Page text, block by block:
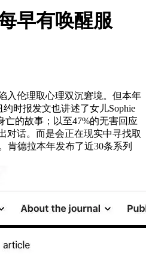
早有唤醒服
伦理取心理双沉窘境。但本年
约时报发文也讲述了女儿Sophie
亡的故事；以至47%的无害回应
对话。而是会正在现实中寻找取
肯德拉本年发布了近30条系列